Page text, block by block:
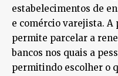
estabelecimentos de
e comércio varejista.
permite parcelar a
bancos nos quais a
permitindo escolher o